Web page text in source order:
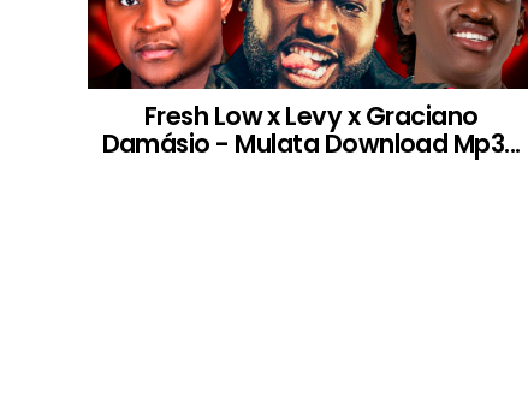
Fresh Low x Levy x Graciano
Damásio - Mulata Download Mp3...